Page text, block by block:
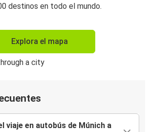
destinos en todo el mundo.
Explora el mapa
viaje en autobús de Múnich a